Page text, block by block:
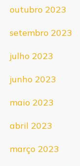
outubro 2023
setembro 2023
julho 2023
junho 2023
maio 2023
abril 2023
março 2023